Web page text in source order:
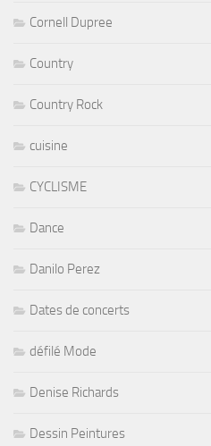
Cornell Dupree
Country
Country Rock
cuisine
CYCLISME
Dance
Danilo Perez
Dates de concerts
défilé Mode
Denise Richards
Dessin Peintures